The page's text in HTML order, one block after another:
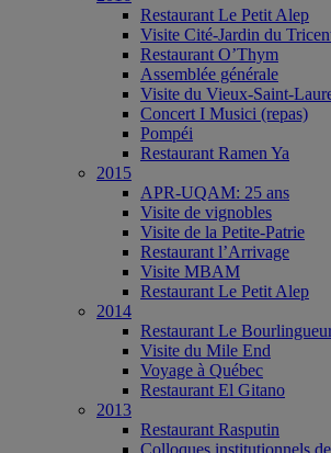
Restaurant Le Petit Alep
Visite Cité-Jardin du
Restaurant O’Thym
Assemblée générale
Visite du Vieux-Saint-
Concert I Musici (repas)
Pompéi
Restaurant Ramen Ya
2015
APR-UQAM: 25 ans
Visite de vignobles
Visite de la Petite-Patrie
Restaurant l’Arrivage
Visite MBAM
Restaurant Le Petit Alep
2014
Restaurant Le
Visite du Mile End
Voyage à Québec
Restaurant El Gitano
2013
Restaurant Rasputin
Colloques institutionnels